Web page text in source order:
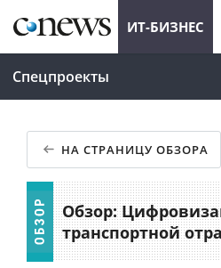
ИТ-БИЗНЕС
Спецпроекты
НА СТРАНИЦУ ОБЗОРА
Обзор:
транспортной